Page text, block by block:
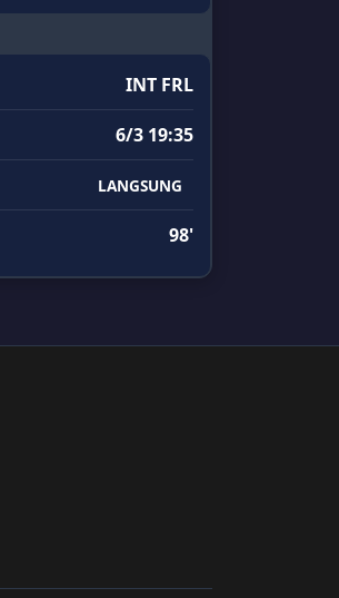
INT FRL
6/3 19:35
LANGSUNG
98'